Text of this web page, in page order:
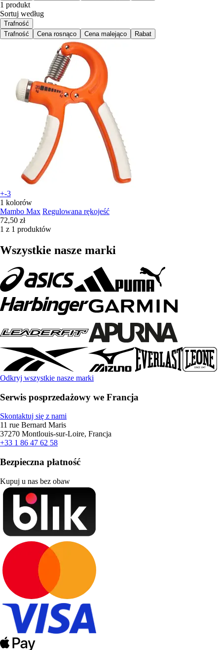
1 produkt
Sortuj według
Trafność
Trafność
Cena rosnąco Cena malejąco Rabat
+-3
1 kolorów
Mambo Max Regulowana rękojeść
72,50 zł
1 z 1 produktów
Wszystkie nasze marki
Odkryj wszystkie nasze marki
Serwis posprzedażowy we Francja
Skontaktuj się z nami
11 rue Bernard Maris
37270 Montlouis-sur-Loire, Francja
+33 1 86 47 62 58
Bezpieczna płatność
Kupuj u nas bez obaw